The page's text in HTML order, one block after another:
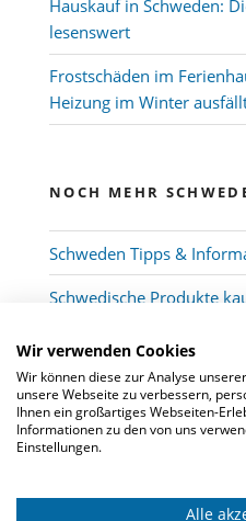
Hauskauf in Schweden:
lesenswert
Frostschäden im
Heizung im Winter
NOCH MEHR
Schweden Tipps &
Schwedische Produkte
Wir verwenden Cookies
Wir können diese zur Analyse
unsere Webseite zu verbessern,
Ihnen ein großartiges Webseiten-
Informationen zu den von uns
Einstellungen.
Alle